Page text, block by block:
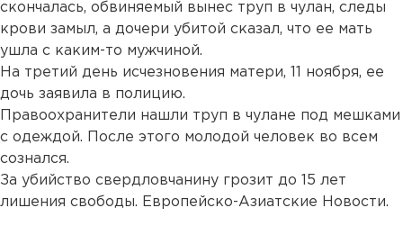
скончалась, обвиняемый вынес труп в чулан, следы
крови замыл, а дочери убитой сказал, что ее мать
ушла с каким-то мужчиной.
На третий день исчезновения матери, 11 ноября, ее
дочь заявила в полицию.
Правоохранители нашли труп в чулане под мешками
с одеждой. После этого молодой человек во всем
сознался.
За убийство свердловчанину грозит до 15 лет
лишения свободы. Европейско-Азиатские Новости.